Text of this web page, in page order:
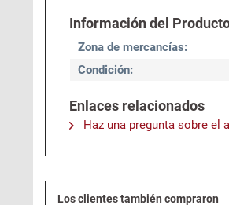
Información del
Zona de mercancías:
Condición:
Enlaces relacionados
Haz una pregunta sobre el
Los clientes también compraron